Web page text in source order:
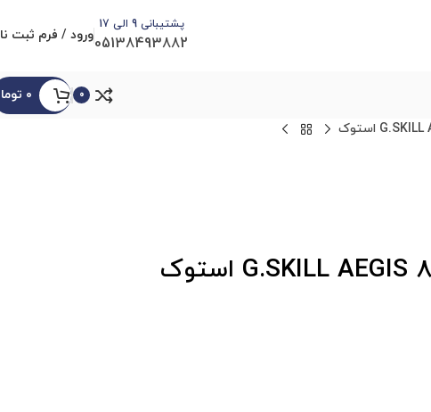
پشتیبانی 9 الی 17
05138493882ورود / فرم ثبت
0 ۰